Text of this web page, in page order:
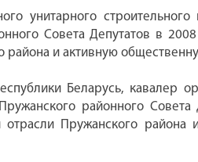
унитарного
Совета Депутатов в 2008
и активную
Беларусь, кавалер
районного Совета
Пружанского района